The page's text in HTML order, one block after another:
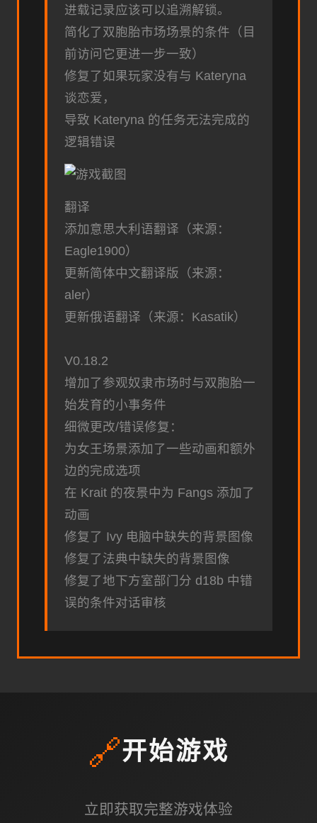
进载记录应该可以追溯解锁。
简化了双胞胎市场场景的条件（目
前访问它更进一步一致）
修复了如果玩家没有与 Kateryna
谈恋爱，
导致 Kateryna 的任务无法完成的
逻辑错误
翻译
添加意思大利语翻译（来源：
Eagle1900）
更新简体中文翻译版（来源：
aler）
更新俄语翻译（来源：Kasatik）
V0.18.2
增加了参观奴隶市场时与双胞胎一
始发育的小事务件
细微更改/错误修复：
为女王场景添加了一些动画和额外
边的完成选项
在 Krait 的夜景中为 Fangs 添加了
动画
修复了 Ivy 电脑中缺失的背景图像
修复了法典中缺失的背景图像
修复了地下方室部门分 d18b 中错
误的条件对话审核
🔗开始游戏
立即获取完整游戏体验